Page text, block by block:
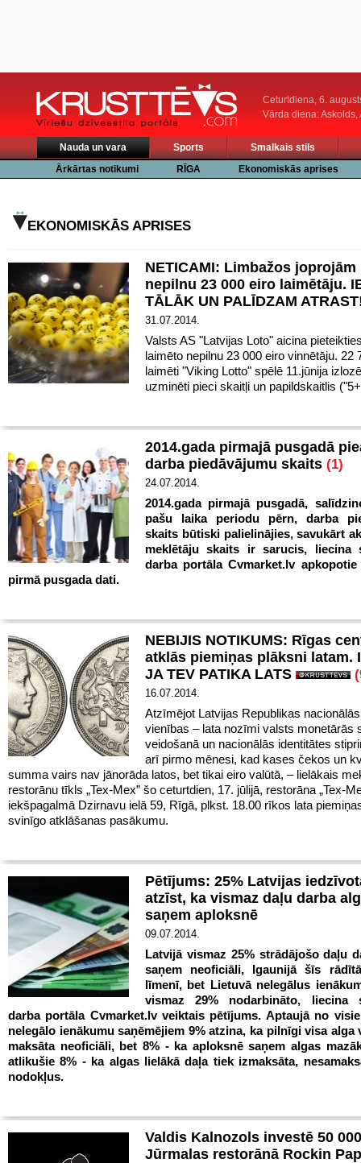
Ceturtdiena, 6.
Vārda diena: Askolds,
Nauda un vara Sports
Smalkais stils
Ārkārtas notikumi
RĪGA Ekonomiskās aprises
EKONOMISKĀS APRISES
NETICAMI: Limbažos joprojām
nepilnu 23 000 eiro laimētāju.
TĀLĀK UN PALĪDZAM
31.07.2014.
Valsts AS "Latvijas Loto" aicina
laimēto nepilnu 23 000 eiro vinnētāju. 22
laimēti "Viking Lotto" spēlē 11.jūnija
uzminēti pieci skaitļi un papildskaitlis
2014.gada pirmajā pusgadā
darba piedāvājumu skaits (1)
24.07.2014.
2014.gada pirmajā pusgadā,
pašu laika periodu pērn, darba
skaits būtiski palielinājies, savukārt
meklētāju skaits ir sarucis, liecina
darba portāla Cvmarket.lv apkopotie
pirmā pusgada dati.
NEBIJIS NOTIKUMS: Rīgas
atklās piemiņas plāksni latam.
JA TEV PATIKA LATS
16.07.2014.
Atzīmējot Latvijas Republikas
vienības – lata nozīmi valsts monetārās
veidošanā un nacionālās identitātes
arī pirmo mēnesi, kad kases čekos un
summa vairs nav jānorāda latos, bet tikai eiro valūtā, – lielākais
restorānu tīkls „Tex-Mex” šo ceturtdien, 17. jūlijā, restorāna „Tex-
iekšpagalmā Dzirnavu ielā 59, Rīgā, plkst. 18.00 rīkos lata
svinīgo atklāšanas pasākumu.
Pētījums: 25% Latvijas
atzīst, ka vismaz daļu darba
saņem aploksnē
09.07.2014.
Latvijā vismaz 25% strādājošo daļu
saņem neoficiāli, Igaunijā šīs
līmenī, bet Lietuvā nelegālus
vismaz 29% nodarbināto, liecina
darba portāla Cvmarket.lv veiktais pētījums. Aptaujā no
nelegālo ienākumu saņēmējiem 9% atzina, ka pilnīgi visa alga
maksāta neoficiāli, bet 8% - ka aploksnē saņem algas
atlikušie 8% - ka algas lielākā daļa tiek izmaksāta,
nodokļus.
Valdis Kalnozols investē 50
Jūrmalas restorānā Rockin